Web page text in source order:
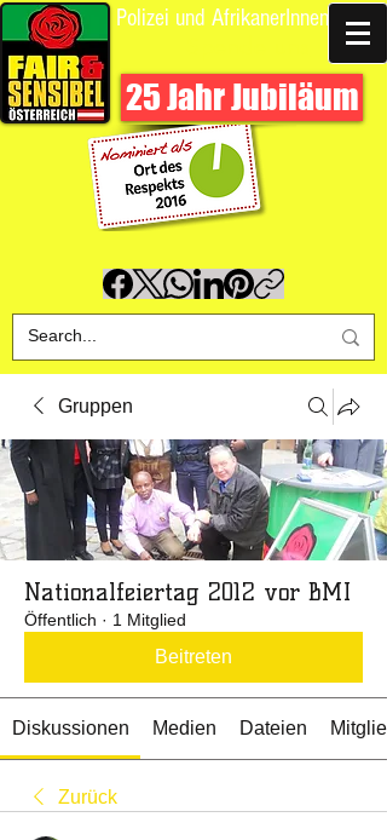
Polizei und AfrikanerInnen
25 Jahr Jubiläum
Gruppen
Nationalfeiertag 2012 vor BMI
Öffentlich · 1 Mitglied
Beitreten
Diskussionen Medien Dateien
Zurück